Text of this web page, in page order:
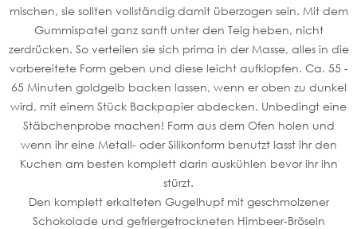
mischen, sie sollten vollständig damit überzogen sein. Mit dem
Gummispatel ganz sanft unter den Teig heben, nicht
zerdrücken. So verteilen sie sich prima in der Masse, alles in die
vorbereitete Form geben und diese leicht aufklopfen. Ca. 55 -
65 Minuten goldgelb backen lassen, wenn er oben zu dunkel
wird, mit einem Stück Backpapier abdecken. Unbedingt eine
Stäbchenprobe machen! Form aus dem Ofen holen und
wenn ihr eine Metall- oder Silikonform benutzt lasst ihr den
Kuchen am besten komplett darin auskühlen bevor ihr ihn
stürzt.
Den komplett erkalteten Gugelhupf mit geschmolzener
Schokolade und gefriergetrockneten Himbeer-Bröseln